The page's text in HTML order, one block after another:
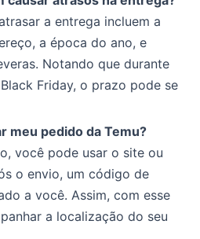
a entrega incluem a
a época do ano, e
Notando que durante
Friday, o prazo pode se
meu pedido da Temu?
você pode usar o site ou
o envio, um código de
a você. Assim, com esse
a localização do seu